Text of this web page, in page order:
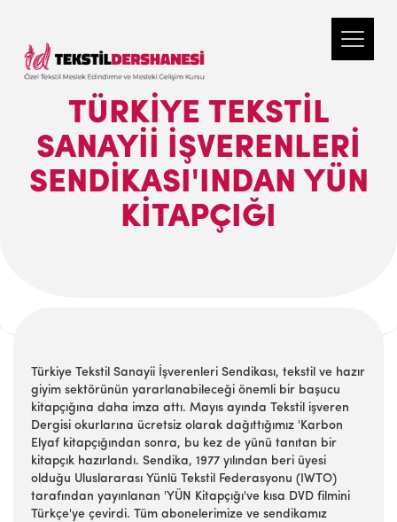
TÜRKIYE TEKSTIL
SANAYII İŞVERENLERI
SENDIKASI'INDAN YÜN
KITAPÇIĞI
Türkiye Tekstil Sanayii İşverenleri Sendikası, tekstil ve hazır
giyim sektörünün yararlanabileceği önemli bir başucu
kitapçığına daha imza attı. Mayıs ayında Tekstil işveren
Dergisi okurlarına ücretsiz olarak dağıttığımız 'Karbon
Elyaf kitapçığından sonra, bu kez de yünü tanıtan bir
kitapçık hazırlandı. Sendika, 1977 yılından beri üyesi
olduğu Uluslararası Yünlü Tekstil Federasyonu (IWTO)
tarafından yayınlanan 'YÜN Kitapçığı've kısa DVD filmini
Türkçe'ye çevirdi. Tüm abonelerimize ve sendikamız